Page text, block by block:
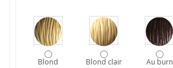
Blond Blond clair Au burn